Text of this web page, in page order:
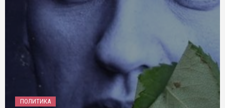
ПОЛИТИКА